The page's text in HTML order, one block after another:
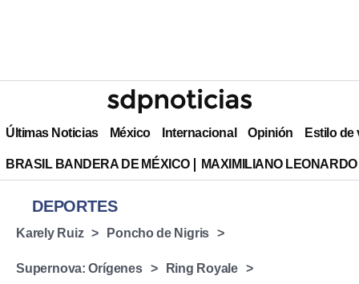
Últimas Noticias México Internacional Opinión Estilo de
BRASIL BANDERA DE MÉXICO MAXIMILIANO
DEPORTES
Karely Ruiz Poncho de Nigris
Supernova: Orígenes Ring Royale